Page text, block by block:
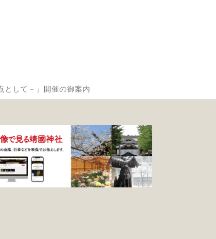
として－」開催の御案内